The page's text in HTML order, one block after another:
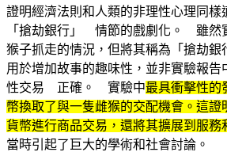
證明經濟法則和人類的非理性心理同樣
「搶劫銀行」 情節的戲劇化。 雖然
猴子抓走的情況，但將其稱為「搶劫銀
用於增加故事的趣味性，並非實驗報告
性交易 正確。 實驗中最具衝擊性的
幣換取了與一隻雌猴的交配機會。這證
貨幣進行商品交易，還將其擴展到服務
當時引起了巨大的學術和社會討論。